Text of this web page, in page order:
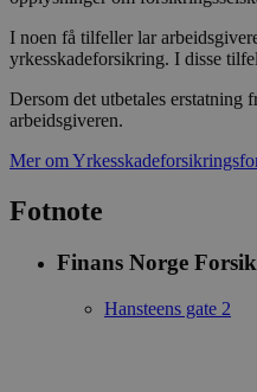
I noen få tilfeller lar
yrkesskadeforsikring. I disse
Dersom det utbetales erstatning
arbeidsgiveren.
Mer om
Fotnote
Finans Norge
Hansteens gate 2